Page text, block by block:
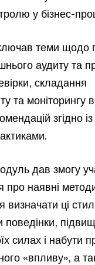
у бізнес-
теми щодо
аудиту та
складання
та моніторингу
згідно
дав змогу
наявні
визначати ці
поведінки,
силах і набути
«впливу», а